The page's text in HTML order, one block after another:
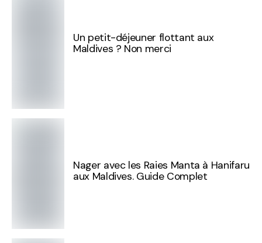
Un petit-déjeuner flottant aux
Maldives ? Non merci
Nager avec les Raies Manta à Hanifaru
aux Maldives. Guide Complet